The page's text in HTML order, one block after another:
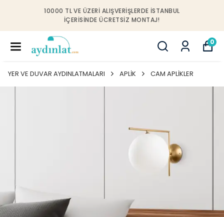
10000 TL VE ÜZERI ALIŞVERIŞLERDE İSTANBUL
IÇERISINDE ÜCRETSIZ MONTAJ!
0
YER VE DUVAR AYDINLATMALARI APLİK CAM APLİKLER